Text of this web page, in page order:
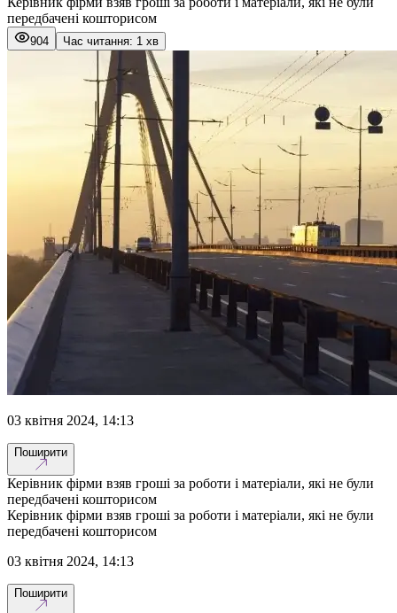
передбачені кошторисом
904 Час читання: 1 хв
03 квітня 2024, 14:13
Поширити
Керівник фірми взяв гроші за роботи і матеріали, які не були
передбачені кошторисом
Керівник фірми взяв гроші за роботи і матеріали, які не були
передбачені кошторисом
03 квітня 2024, 14:13
Поширити